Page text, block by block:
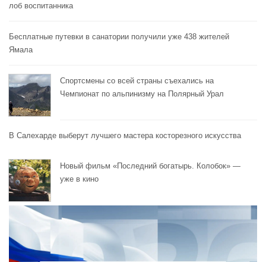
лоб воспитанника
Бесплатные путевки в санатории получили уже 438 жителей
Ямала
Спортсмены со всей страны съехались на
Чемпионат по альпинизму на Полярный Урал
В Салехарде выберут лучшего мастера косторезного искусства
Новый фильм «Последний богатырь. Колобок» —
уже в кино